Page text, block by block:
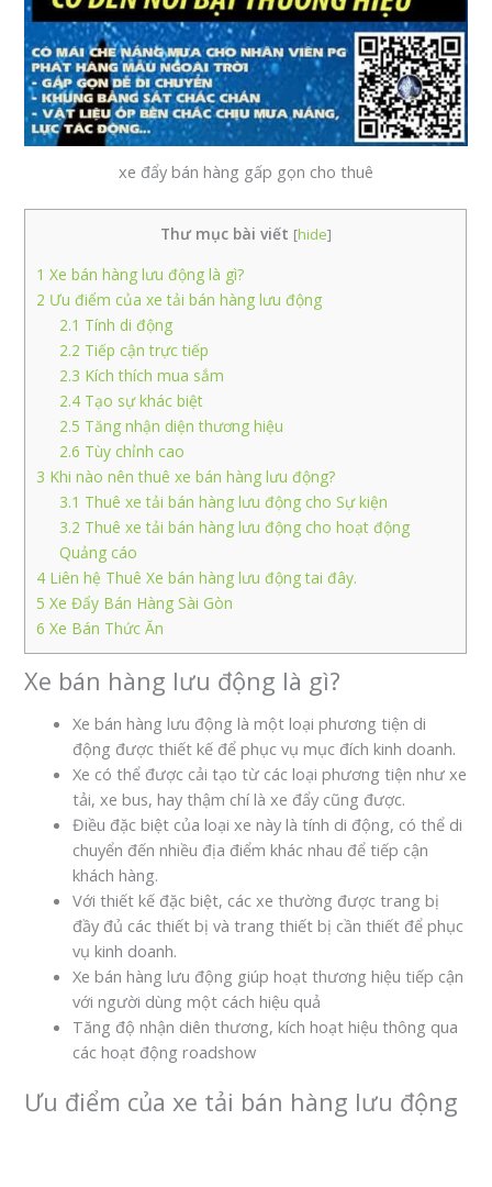
xe đẩy bán hàng gấp gọn cho thuê
Thư mục bài viết [hide]
1 Xe bán hàng lưu động là gì?
2 Ưu điểm của xe tải bán hàng lưu động
2.1 Tính di động
2.2 Tiếp cận trực tiếp
2.3 Kích thích mua sắm
2.4 Tạo sự khác biệt
2.5 Tăng nhận diện thương hiệu
2.6 Tùy chỉnh cao
3 Khi nào nên thuê xe bán hàng lưu động?
3.1 Thuê xe tải bán hàng lưu động cho Sự kiện
3.2 Thuê xe tải bán hàng lưu động cho hoạt động
Quảng cáo
4 Liên hệ Thuê Xe bán hàng lưu động tai đây.
5 Xe Đẩy Bán Hàng Sài Gòn
6 Xe Bán Thức Ăn
Xe bán hàng lưu động là gì?
Xe bán hàng lưu động là một loại phương tiện di
động được thiết kế để phục vụ mục đích kinh doanh.
Xe có thể được cải tạo từ các loại phương tiện như xe
tải, xe bus, hay thậm chí là xe đẩy cũng được.
Điều đặc biệt của loại xe này là tính di động, có thể di
chuyển đến nhiều địa điểm khác nhau để tiếp cận
khách hàng.
Với thiết kế đặc biệt, các xe thường được trang bị
đầy đủ các thiết bị và trang thiết bị cần thiết để phục
vụ kinh doanh.
Xe bán hàng lưu động giúp hoạt thương hiệu tiếp cận
với người dùng một cách hiệu quả
Tăng độ nhận diên thương, kích hoạt hiệu thông qua
các hoạt động roadshow
Ưu điểm của xe tải bán hàng lưu động